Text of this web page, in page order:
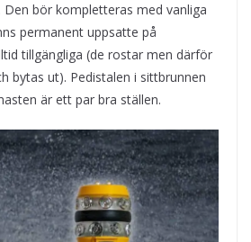
Den bör kompletteras med vanliga
permanent uppsatte på
tillgängliga (de rostar men därför
bytas ut). Pedistalen i sittbrunnen
är ett par bra ställen.